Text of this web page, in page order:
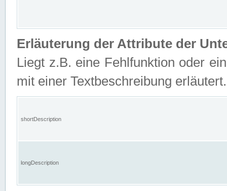
Erläuterung der Attribute der
Liegt z.B. eine Fehlfunktion oder
mit einer Textbeschreibung erläutert.
shortDescription
longDescription